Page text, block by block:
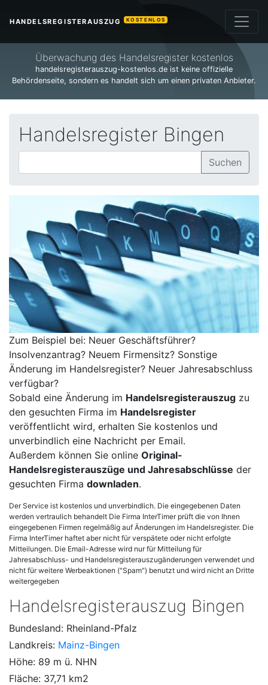
HANDELSREGISTERAUSZUG KOSTENLOS
Überwachung des Handelsregister kostenlos
handelsregisterauszug-kostenlos.de ist keine offizielle
Behördenseite, sondern es handelt sich um einen privaten Anbieter.
Handelsregister Bingen
Suchen
Zum Beispiel bei: Neuer Geschäftsführer?
Insolvenzantrag? Neuem Firmensitz? Sonstige
Änderung im Handelsregister? Neuer Jahresabschluss
verfügbar?
Sobald eine Änderung im Handelsregisterauszug zu
den gesuchten Firma im Handelsregister
veröffentlicht wird, erhalten Sie kostenlos und
unverbindlich eine Nachricht per Email.
Außerdem können Sie online Original-
Handelsregisterauszüge und Jahresabschlüsse der
gesuchten Firma downladen.
Der Service ist kostenlos und unverbindlich. Die eingegebenen Daten
werden vertraulich behandelt Die Firma InterTimer prüft die von Ihnen
eingegebenen Firmen regelmäßig auf Änderungen im Handelsregister. Die
Firma InterTimer haftet aber nicht für verspätete oder nicht erfolgte
Mitteilungen. Die Email-Adresse wird nur für Mitteilung für
Jahresabschluss- und Handelsregisterauszugänderungen verwendet und
nicht für weitere Werbeaktionen ("Spam") benutzt und wird nicht an Dritte
weitergegeben
Handelsregisterauszug Bingen
Bundesland: Rheinland-Pfalz
Landkreis: Mainz-Bingen
Höhe: 89 m ü. NHN
Fläche: 37,71 km2